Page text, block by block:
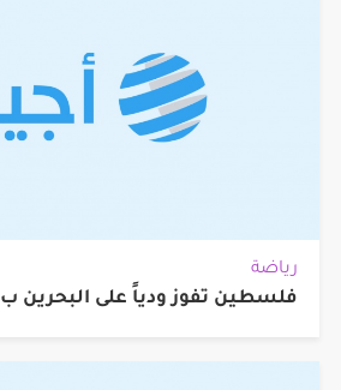
رياضة
فلسطين تفوز ودياً على البحرين ب1 مقابل 0